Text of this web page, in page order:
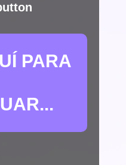
PARA